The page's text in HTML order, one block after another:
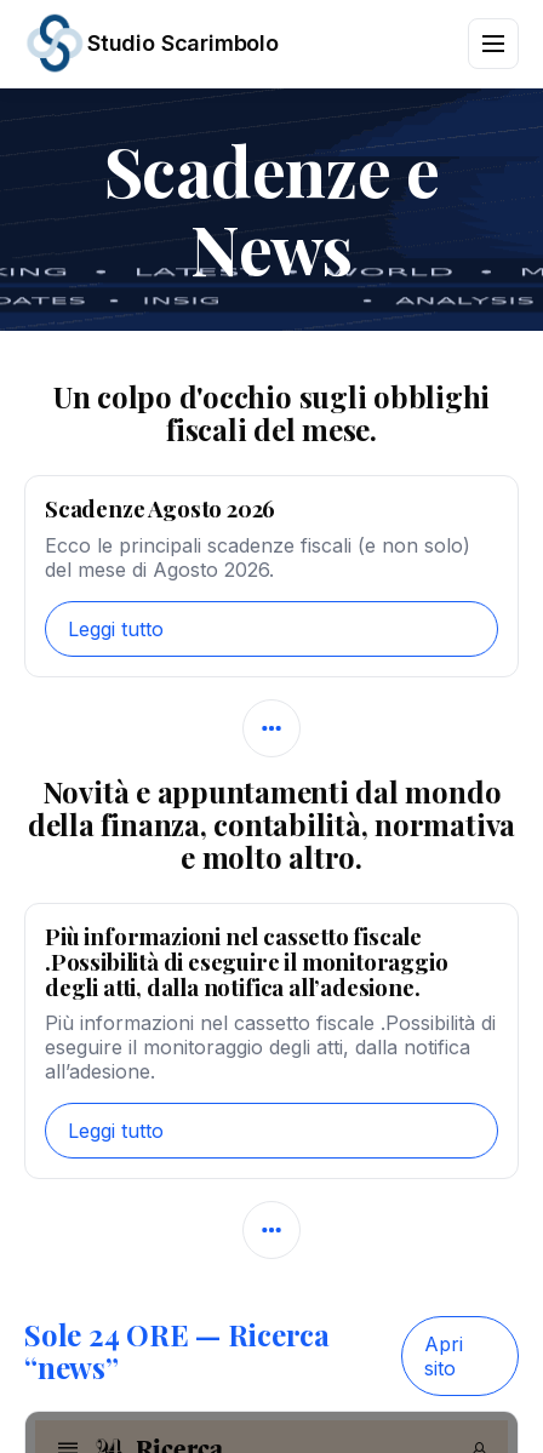
Studio Scarimbolo
e
Scadenze
Chi
Scadenze e
News
Un colpo d'occhio sugli obblighi
fiscali del mese.
Scadenze Agosto 2026
Ecco le principali scadenze fiscali (e non solo)
del mese di Agosto 2026.
Leggi tutto
Novità e appuntamenti dal mondo
della finanza, contabilità, normativa
e molto altro.
Più informazioni nel cassetto fiscale
.Possibilità di eseguire il monitoraggio
degli atti, dalla notifica all’adesione.
Più informazioni nel cassetto fiscale .Possibilità di
eseguire il monitoraggio degli atti, dalla notifica
all’adesione.
Leggi tutto
Sole 24 ORE — Ricerca
“news”
Apri
sito